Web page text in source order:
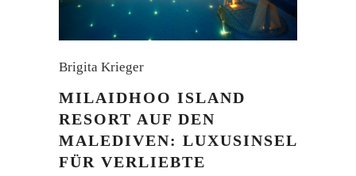
Brigita Krieger
MILAIDHOO ISLAND
RESORT AUF DEN
MALEDIVEN: LUXUSINSEL
FÜR VERLIEBTE